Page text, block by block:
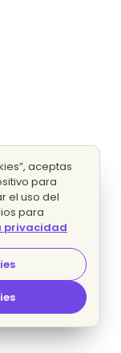
aceptas
para
el uso del
para
privacidad